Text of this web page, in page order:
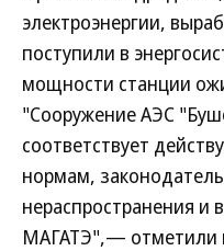
электроэнергии,
поступили в
мощности станции
"Сооружение АЭС
соответствует
нормам,
нераспространения и
МАГАТЭ",— отметили